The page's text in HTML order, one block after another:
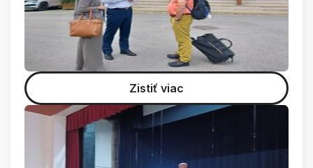
Zistiť viac